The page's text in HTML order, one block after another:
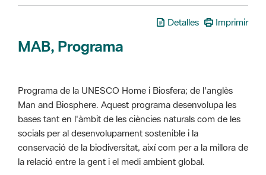
Detalles Imprimir
MAB, Programa
Programa de la UNESCO Home i Biosfera; de l'anglès
Man and Biosphere. Aquest programa desenvolupa les
bases tant en l'àmbit de les ciències naturals com de les
socials per al desenvolupament sostenible i la
conservació de la biodiversitat, així com per a la millora de
la relació entre la gent i el medi ambient global.